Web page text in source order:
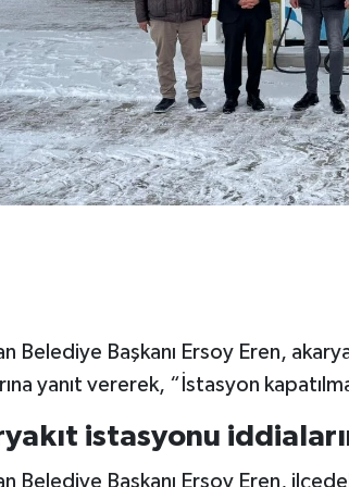
Belediye Başkanı Ersoy Eren,
yanıt vererek, “İstasyon
istasyonu
Belediye Başkanı Ersoy Eren,